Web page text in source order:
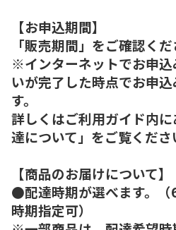
【お申込期間】
「販売期間」をご確認くだ
※インターネットでお申込
いが完了した時点でお申
す。
詳しくはご利用ガイド内
達について」をご覧くださ
【商品のお届けについて】
●配達時期が選べます。（
時期指定可）